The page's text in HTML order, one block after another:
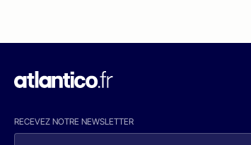
RECEVEZ NOTRE NEWSLETTER